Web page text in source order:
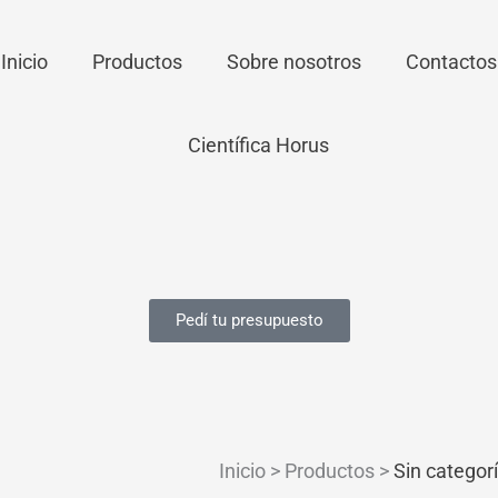
Inicio Productos Sobre nosotros Contactos
Pedí tu presupuesto
Inicio > Productos >Sin